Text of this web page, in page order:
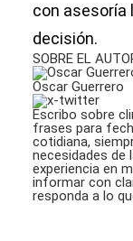
con asesoría
decisión.
SOBRE EL
Oscar Guerrero
Escribo sobre
frases para
cotidiana,
necesidades de
experiencia en
informar con
responda a lo